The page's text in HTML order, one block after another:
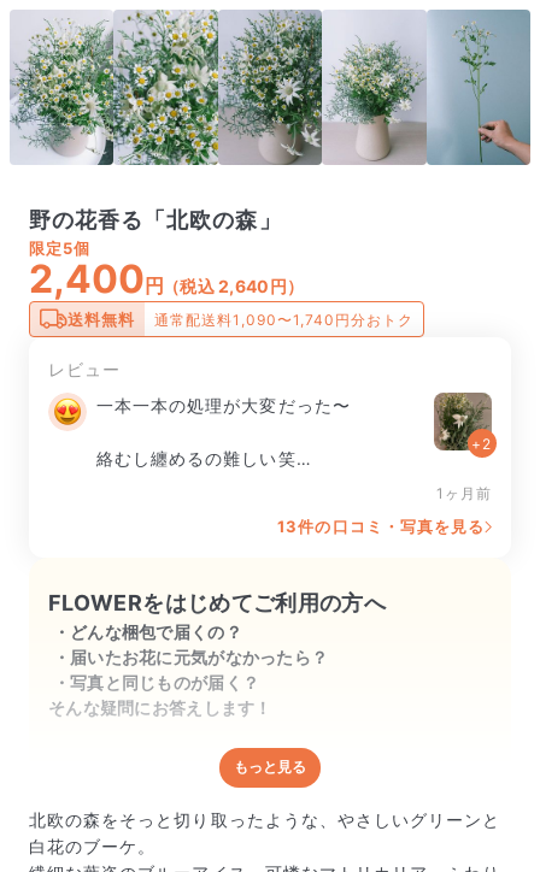
野の花香る「北欧の森」
限定5個
2,400 円 （税込 2,640円）
送料無料 通常配送料1,090〜1,740円分おトク
レビュー
一本一本の処理が大変だった〜
絡むし纏めるの難しい笑
追記
3週間ほど持ちました。
コスパ最高笑
+2
1ヶ月前
13件の口コミ・写真を見る
FLOWERをはじめてご利用の方へ
どんな梱包で届くの？
届いたお花に元気がなかったら？
写真と同じものが届く？
そんな疑問にお答えします！
どんな梱包で届くの？
出荷前に水揚げ（花が水を吸いやすくなる処理）を施
し、専用ボックスに丁寧に梱包してお届けしています。
きゅっとまとめられて一見窮屈そうに見えますが、輸送
もっと見る
北欧の森をそっと切り取ったような、やさしいグリーンと
白花のブーケ。